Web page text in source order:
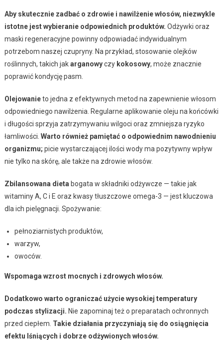
Aby skutecznie zadbać o zdrowie i nawilżenie włosów, niezwykle
istotne jest wybieranie odpowiednich produktów. Odżywki oraz
maski regeneracyjne powinny odpowiadać indywidualnym
potrzebom naszej czupryny. Na przykład, stosowanie olejków
roślinnych, takich jakarganowyczy kokosowy, może znacznie
poprawić kondycję pasm.
Olejowanieto jedna z efektywnych metod na zapewnienie włosom
odpowiedniego nawilżenia. Regularne aplikowanie oleju na końcówki
i długości sprzyja zatrzymywaniu wilgoci oraz zmniejsza ryzyko
łamliwości. Warto również pamiętać o odpowiednim nawodnieniu
organizmu; picie wystarczającej ilości wody ma pozytywny wpływ
nie tylko na skórę, ale także na zdrowie włosów.
Zbilansowana dieta bogata w składniki odżywcze — takie jak
witaminy A, C i E oraz kwasy tłuszczowe omega-3 — jest kluczowa
dla ich pielęgnacji. Spożywanie:
pełnoziarnistych produktów,
warzyw,
owoców.
Wspomaga wzrost mocnych i zdrowych włosów.
Dodatkowo warto ograniczać użycie wysokiej temperatury
podczas stylizacji. Nie zapominaj też o preparatach ochronnych
przed ciepłem. Takie działania przyczyniają się do osiągnięcia
efektu lśniących i dobrze odżywionych włosów.